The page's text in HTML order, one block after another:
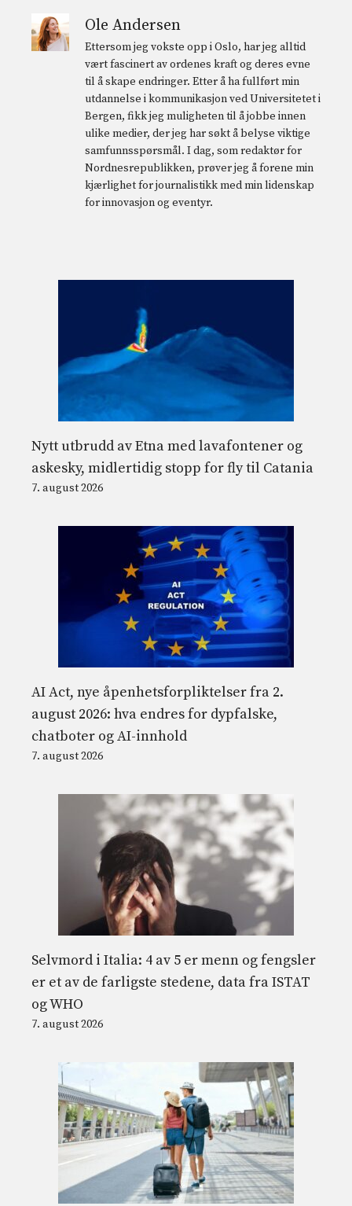
Ole Andersen
Ettersom jeg vokste opp i Oslo, har jeg alltid
vært fascinert av ordenes kraft og deres evne
til å skape endringer. Etter å ha fullført min
utdannelse i kommunikasjon ved Universitetet i
Bergen, fikk jeg muligheten til å jobbe innen
ulike medier, der jeg har søkt å belyse viktige
samfunnsspørsmål. I dag, som redaktør for
Nordnesrepublikken, prøver jeg å forene min
kjærlighet for journalistikk med min lidenskap
for innovasjon og eventyr.
Nytt utbrudd av Etna med lavafontener og
askesky, midlertidig stopp for fly til Catania
7. august 2026
AI Act, nye åpenhetsforpliktelser fra 2.
august 2026: hva endres for dypfalske,
chatboter og AI-innhold
7. august 2026
Selvmord i Italia: 4 av 5 er menn og fengsler
er et av de farligste stedene, data fra ISTAT
og WHO
7. august 2026